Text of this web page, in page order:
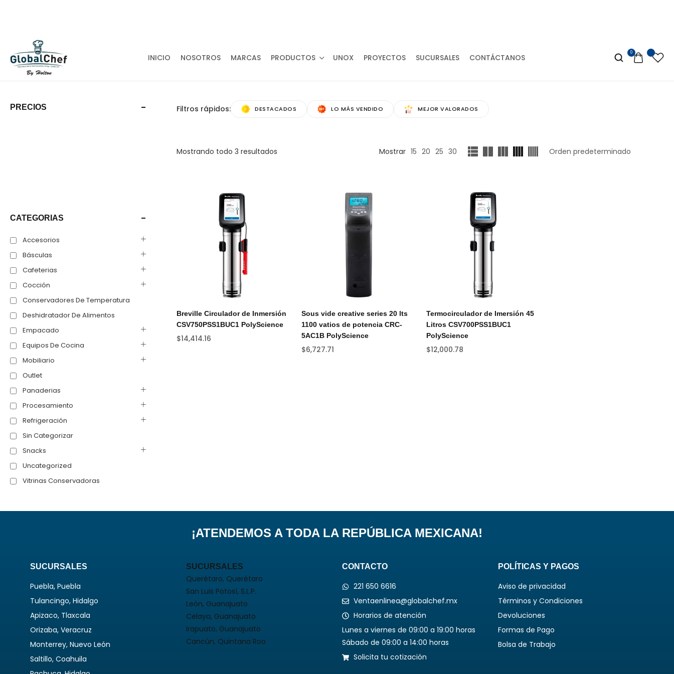
INICIO NOSOTROS MARCAS PRODUCTOS UNOX PROYECTOS SUCURSALES CONTÁCTANOS
0
PRECIOS
CATEGORIAS
Accesorios
Básculas
Cafeterias
Cocción
Conservadores De Temperatura
Deshidratador De Alimentos
Empacado
Equipos De Cocina
Mobiliario
Outlet
Panaderias
Procesamiento
Refrigeración
Sin Categorizar
Snacks
Uncategorized
Vitrinas Conservadoras
Filtros rápidos: DESTACADOS LO MÁS VENDIDO MEJOR VALORADOS
Mostrando todo 3 resultados Mostrar 15 20 25 30
Breville Circulador de Inmersión
CSV750PSS1BUC1 PolyScience
$14,414.16
Sous vide creative series 20 lts
1100 vatios de potencia CRC-
5AC1B PolyScience
$6,727.71
Termocirculador de Imersión 45
Litros CSV700PSS1BUC1
PolyScience
$12,000.78
¡ATENDEMOS A TODA LA REPÚBLICA MEXICANA!
SUCURSALES
Puebla, Puebla
Tulancingo, Hidalgo
Apizaco, Tlaxcala
Orizaba, Veracruz
Monterrey, Nuevo León
Saltillo, Coahuila
SUCURSALES
Querétaro, Querétaro
San Luis Potosí, S.L.P.
León, Guanajuato
Celaya, Guanajuato
Irapuato, Guanajuato
Cancún, Quintana Roo
CONTACTO
221 650 6616
Ventaenlinea@globalchef.mx
Horarios de atención
Lunes a viernes de 09:00 a 19:00 horas
Sábado de 09:00 a 14:00 horas
Solicita tu cotización
POLÍTICAS Y PAGOS
Aviso de privacidad
Términos y Condiciones
Devoluciones
Formas de Pago
Bolsa de Trabajo